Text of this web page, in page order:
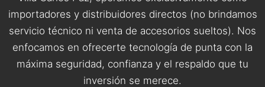
importadores y distribuidores directos (no brindamos
servicio técnico ni venta de accesorios sueltos). Nos
enfocamos en ofrecerte tecnología de punta con la
máxima seguridad, confianza y el respaldo que tu
inversión se merece.